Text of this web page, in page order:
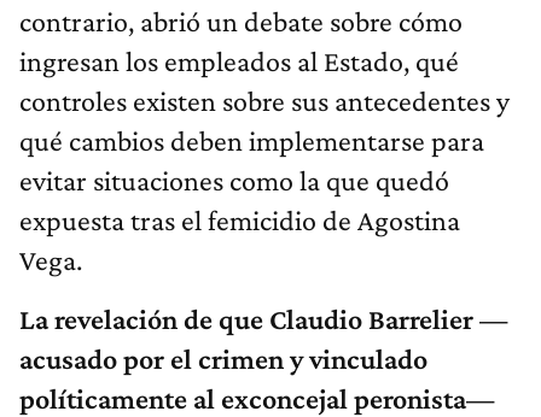
contrario, abrió un debate sobre cómo
ingresan los empleados al Estado, qué
controles existen sobre sus antecedentes y
qué cambios deben implementarse para
evitar situaciones como la que quedó
expuesta tras el femicidio de Agostina
Vega.
La revelación de que Claudio Barrelier —
acusado por el crimen y vinculado
políticamente al exconcejal peronista—